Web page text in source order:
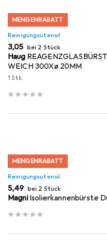
MENGENRABATT
Reinigungsutensil
EUR
3,05 bei 2 Stück
Haug
WEICH 300Xø 20MM
1 Stk.
MENGENRABATT
Reinigungsutensil
EUR
5,49 bei 2 Stück
Magni Isolierkannenbürste